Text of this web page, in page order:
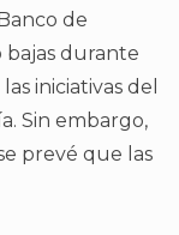
de
bajas durante
iniciativas del
Sin embargo,
prevé que las